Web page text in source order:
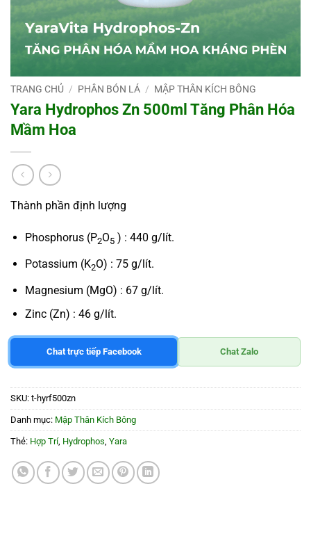
TRANG CHỦ / PHÂN BÓN LÁ / MẬP THÂN KÍCH BÔNG
Yara Hydrophos Zn 500ml Tăng Phân Hóa
Mầm Hoa
Thành phần định lượng
Phosphorus (P2O5) : 440 g/lít.
Potassium (K2O) : 75 g/lít.
Magnesium (MgO) : 67 g/lít.
Zinc (Zn) : 46 g/lít.
Chat trực tiếp Facebook Chat Zalo
SKU: t-hyrf500zn
Danh mục: Mập Thân Kích Bông
Thẻ: Hợp Trí, Hydrophos, Yara